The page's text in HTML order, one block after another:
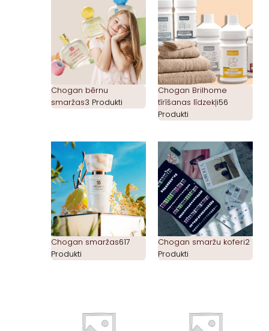
Chogan bērnu
smaržas3 Produkti
Chogan Brilhome
tīrīšanas līdzekļi56
Produkti
Chogan smaržas617
Produkti
Chogan smaržu koferi2
Produkti